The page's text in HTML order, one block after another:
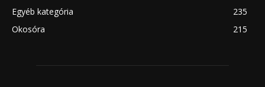
Egyéb kategória
235
Okosóra
215